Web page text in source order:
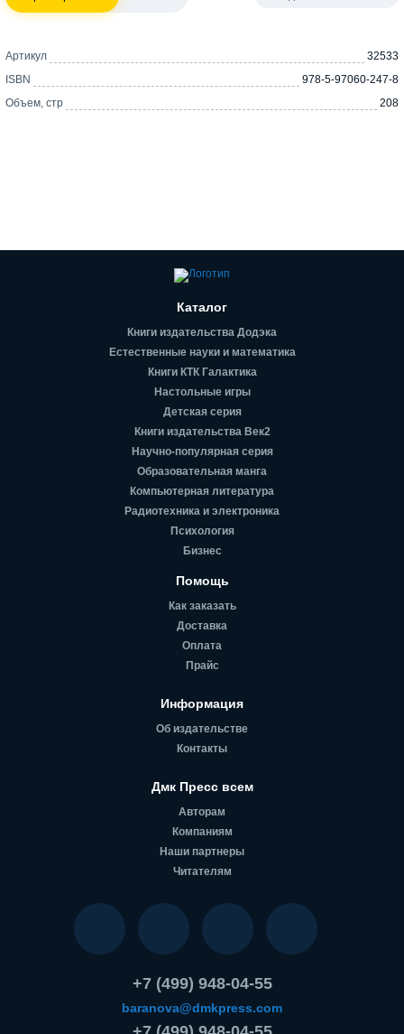
Артикул
32533
ISBN
978-5-97060-247-8
Объем, стр
208
Каталог
Книги издательства Додэка
Естественные науки и математика
Книги КТК Галактика
Настольные игры
Детская серия
Книги издательства Век2
Научно-популярная серия
Образовательная манга
Компьютерная литература
Радиотехника и электроника
Психология
Бизнес
Помощь
Как заказать
Доставка
Оплата
Прайс
Информация
Об издательстве
Контакты
Дмк Пресс всем
Авторам
Компаниям
Наши партнеры
Читателям
+7 (499) 948-04-55
baranova@dmkpress.com